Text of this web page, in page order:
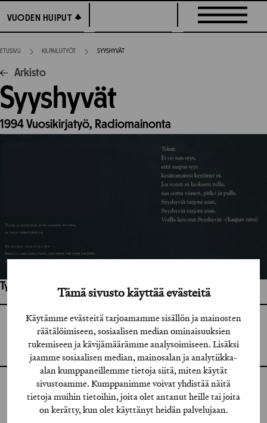
Tämä sivusto käyttää evästeitä
Käytämme evästeitä tarjoamamme sisällön ja mainosten
räätälöimiseen, sosiaalisen median ominaisuuksien
tukemiseen ja kävijämäärämme analysoimiseen. Lisäksi
jaamme sosiaalisen median, mainosalan ja analytiikka-
alan kumppaneillemme tietoja siitä, miten käytät
sivustoamme. Kumppanimme voivat yhdistää näitä
tietoja muihin tietoihin, joita olet antanut heille tai joita
on kerätty, kun olet käyttänyt heidän palvelujaan.
suoraan
sisältöön
VUODEN HUIPUT
VUODEN HUIPUT
ETUSIVU KILPAILUTYÖT SYYSHYVÄT
Arkisto
Syyshyvät
1994Vuosikirjatyö, Radiomainonta
Työhön osallistuneet henkilöt / tahot:
GRAFIA RY
GRAFIA(AT)GRAFIA.FI
00120 HELSINKI
INSTAGRAM
LINKEDIN